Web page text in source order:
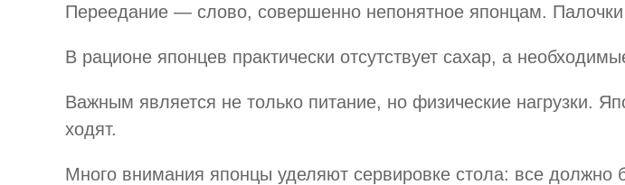
Переедание — слово, совершенно непонятное японцам.
В рационе японцев практически отсутствует сахар, а
Важным является не только питание, но физические нагрузки.
ходят.
Много внимания японцы уделяют сервировке стола: все должно